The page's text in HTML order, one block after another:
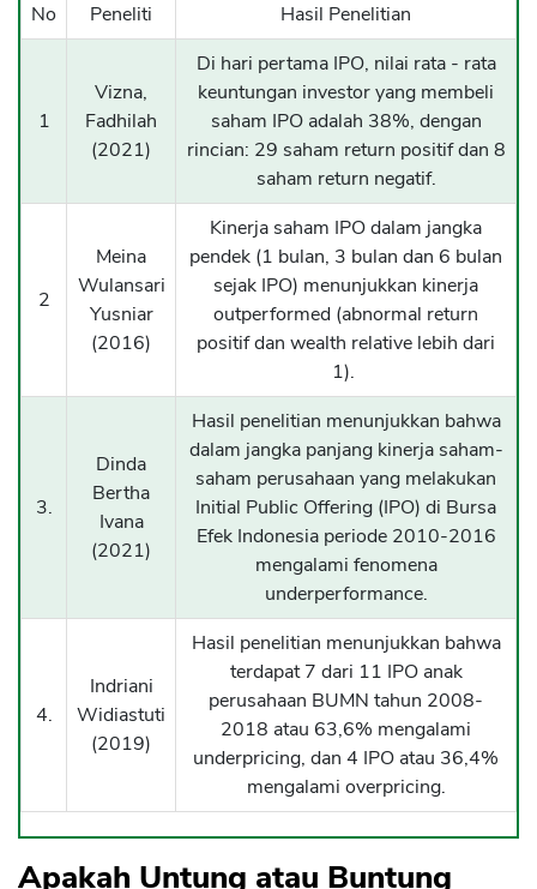
No Peneliti Hasil Penelitian
1
Vizna,
Fadhilah
(2021)
Di hari pertama IPO, nilai rata - rata
keuntungan investor yang membeli
saham IPO adalah 38%, dengan
rincian: 29 saham return positif dan 8
saham return negatif.
2
Meina
Wulansari
Yusniar
(2016)
Kinerja saham IPO dalam jangka
pendek (1 bulan, 3 bulan dan 6 bulan
sejak IPO) menunjukkan kinerja
outperformed (abnormal return
positif dan wealth relative lebih dari
1).
3.
Dinda
Bertha
Ivana
(2021)
Hasil penelitian menunjukkan bahwa
dalam jangka panjang kinerja saham-
saham perusahaan yang melakukan
Initial Public Offering (IPO) di Bursa
Efek Indonesia periode 2010-2016
mengalami fenomena
underperformance.
4.
Indriani
Widiastuti
(2019)
Hasil penelitian menunjukkan bahwa
terdapat 7 dari 11 IPO anak
perusahaan BUMN tahun 2008-
2018 atau 63,6% mengalami
underpricing, dan 4 IPO atau 36,4%
mengalami overpricing.
Apakah Untung atau Buntung